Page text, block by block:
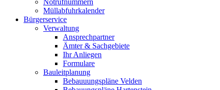
Notrufnummern
Müllabfuhrkalender
Bürgerservice
Verwaltung
Ansprechpartner
Ämter & Sachgebiete
Ihr Anliegen
Formulare
Bauleitplanung
Bebauuungspläne Velden